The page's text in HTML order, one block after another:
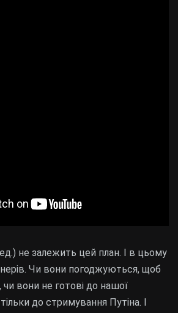
не залежить цей план. І в цьому
Чи вони погоджуються, щоб
чи вони не готові до нашої
до стримування Путіна. І